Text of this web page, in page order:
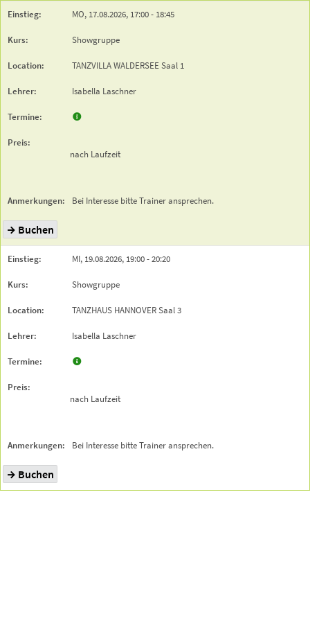
MO, 17.08.2026, 17:00 - 18:45
Showgruppe
TANZVILLA WALDERSEE Saal 1
Isabella Laschner
nach Laufzeit
Bei Interesse bitte Trainer ansprechen.
Buchen
MI, 19.08.2026, 19:00 - 20:20
Showgruppe
TANZHAUS HANNOVER Saal 3
Isabella Laschner
nach Laufzeit
Bei Interesse bitte Trainer ansprechen.
Buchen